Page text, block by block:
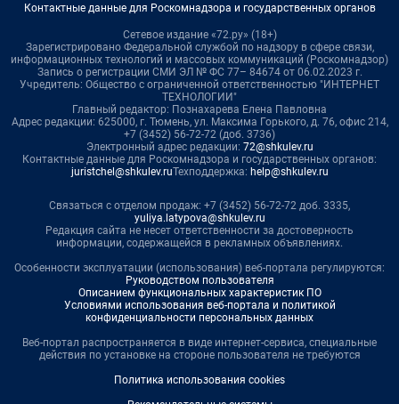
Контактные данные для Роскомнадзора и государственных органов
Сетевое издание «72.ру» (18+)
Зарегистрировано Федеральной службой по надзору в сфере связи,
информационных технологий и массовых коммуникаций (Роскомнадзор)
Запись о регистрации СМИ ЭЛ № ФС 77– 84674 от 06.02.2023 г.
Учредитель: Общество с ограниченной ответственностью "ИНТЕРНЕТ
ТЕХНОЛОГИИ"
Главный редактор: Познахарева Елена Павловна
Адрес редакции: 625000, г. Тюмень, ул. Максима Горького, д. 76, офис 214,
+7 (3452) 56-72-72 (доб. 3736)
Электронный адрес редакции: 72@shkulev.ru
Контактные данные для Роскомнадзора и государственных органов:
juristchel@shkulev.ruТехподдержка: help@shkulev.ru
Связаться с отделом продаж: +7 (3452) 56-72-72 доб. 3335,
yuliya.latypova@shkulev.ru
Редакция сайта не несет ответственности за достоверность
информации, содержащейся в рекламных объявлениях.
Особенности эксплуатации (использования) веб-портала регулируются:
Руководством пользователя
Описанием функциональных характеристик ПО
Условиями использования веб-портала и политикой
конфиденциальности персональных данных
Веб-портал распространяется в виде интернет-сервиса, специальные
действия по установке на стороне пользователя не требуются
Политика использования cookies